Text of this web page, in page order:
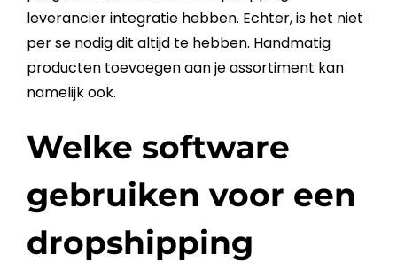
leverancier integratie hebben. Echter, is het niet
per se nodig dit altijd te hebben. Handmatig
producten toevoegen aan je assortiment kan
namelijk ook.
Welke software
gebruiken voor een
dropshipping